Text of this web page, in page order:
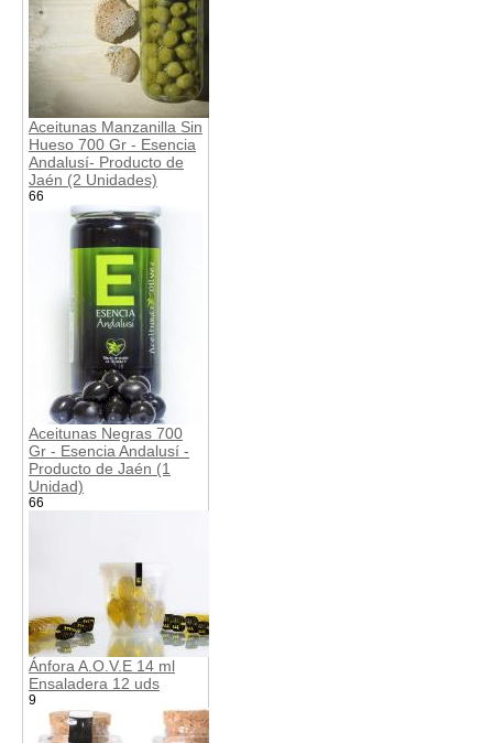
Aceitunas Manzanilla Sin
Hueso 700 Gr - Esencia
Andalusí- Producto de
Jaén (2 Unidades)
66
Aceitunas Negras 700
Gr - Esencia Andalusí -
Producto de Jaén (1
Unidad)
66
Ánfora A.O.V.E 14 ml
Ensaladera 12 uds
9